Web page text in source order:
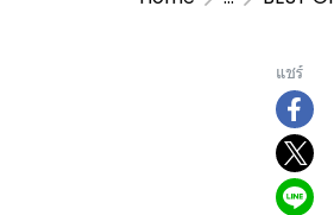
แชร์